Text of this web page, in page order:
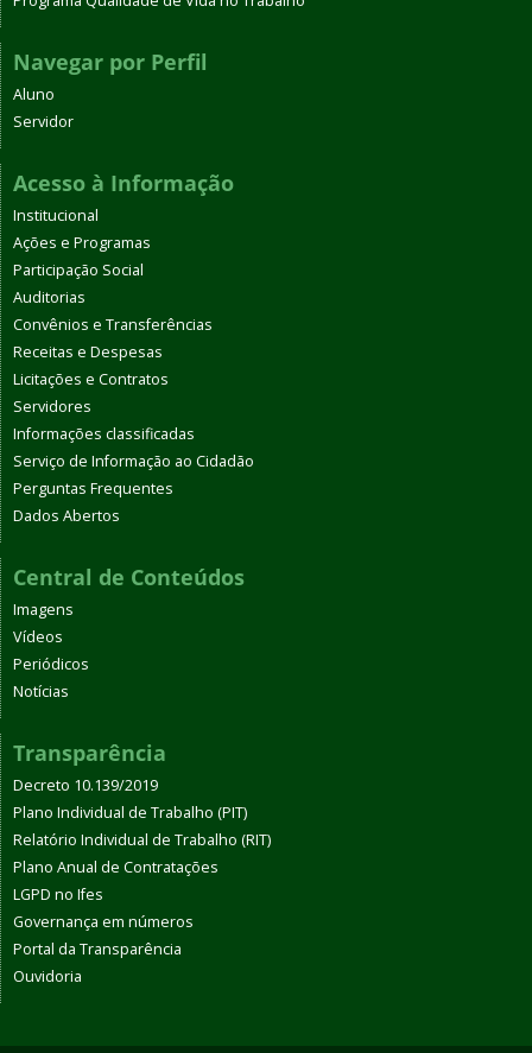
Navegar por Perfil
Aluno
Servidor
Acesso à Informação
Institucional
Ações e Programas
Participação Social
Auditorias
Convênios e Transferências
Receitas e Despesas
Licitações e Contratos
Servidores
Informações classificadas
Serviço de Informação ao Cidadão
Perguntas Frequentes
Dados Abertos
Central de Conteúdos
Imagens
Vídeos
Periódicos
Notícias
Transparência
Decreto 10.139/2019
Plano Individual de Trabalho (PIT)
Relatório Individual de Trabalho (RIT)
Plano Anual de Contratações
LGPD no Ifes
Governança em números
Portal da Transparência
Ouvidoria